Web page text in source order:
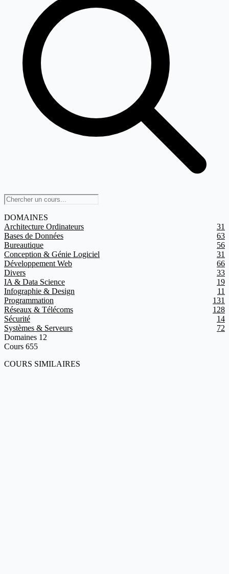
DOMAINES
Architecture Ordinateurs
31
Bases de Données
63
Bureautique
56
Conception & Génie Logiciel
31
Développement Web
66
Divers
33
IA & Data Science
19
Infographie & Design
11
Programmation
131
Réseaux & Télécoms
128
Sécurité
14
Systèmes & Serveurs
72
Domaines 12
Cours 655
COURS SIMILAIRES